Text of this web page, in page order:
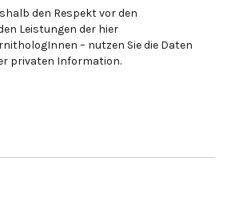
den Respekt vor den
Leistungen der hier
– nutzen Sie die Daten
privaten Information.